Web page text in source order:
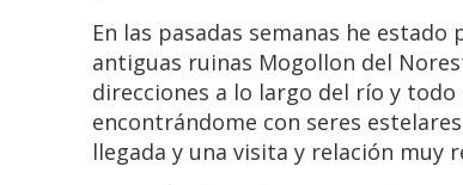
En las pasadas semanas he
antiguas ruinas Mogollon del
direcciones a lo largo del río y
encontrándome con seres
llegada y una visita y relación muy